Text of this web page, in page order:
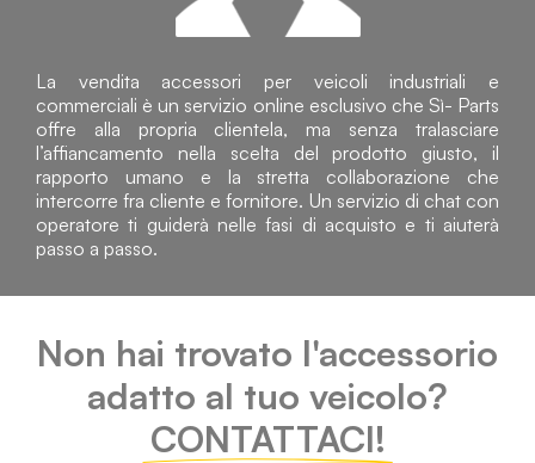
La vendita accessori per veicoli industriali e
commerciali è un servizio online esclusivo che Sì- Parts
offre alla propria clientela, ma senza tralasciare
l’affiancamento nella scelta del prodotto giusto, il
rapporto umano e la stretta collaborazione che
intercorre fra cliente e fornitore. Un servizio di chat con
operatore ti guiderà nelle fasi di acquisto e ti aiuterà
passo a passo.
Non hai trovato l'accessorio
adatto al tuo veicolo?
CONTATTACI!